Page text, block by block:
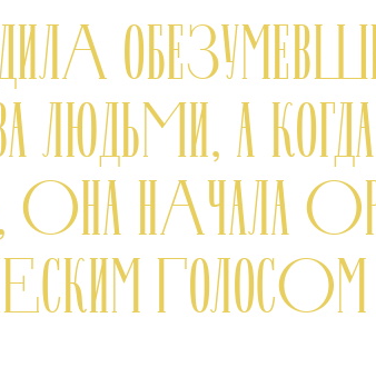
ЛЮДЬМИ, А КОГДА
ОНА НАЧАЛА
ГОЛОСОМ